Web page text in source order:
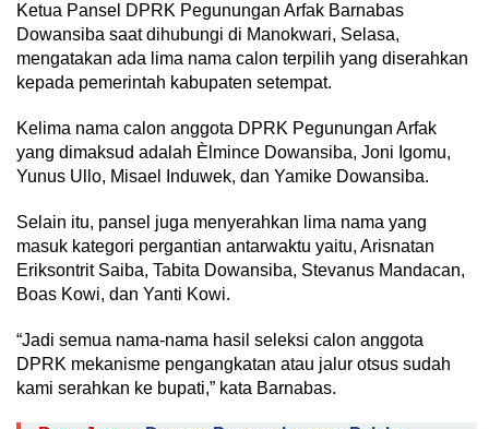
Ketua Pansel DPRK Pegunungan Arfak Barnabas
Dowansiba saat dihubungi di Manokwari, Selasa,
mengatakan ada lima nama calon terpilih yang diserahkan
kepada pemerintah kabupaten setempat.
Kelima nama calon anggota DPRK Pegunungan Arfak
yang dimaksud adalah Èlmince Dowansiba, Joni Igomu,
Yunus Ullo, Misael Induwek, dan Yamike Dowansiba.
Selain itu, pansel juga menyerahkan lima nama yang
masuk kategori pergantian antarwaktu yaitu, Arisnatan
Eriksontrit Saiba, Tabita Dowansiba, Stevanus Mandacan,
Boas Kowi, dan Yanti Kowi.
“Jadi semua nama-nama hasil seleksi calon anggota
DPRK mekanisme pengangkatan atau jalur otsus sudah
kami serahkan ke bupati,” kata Barnabas.